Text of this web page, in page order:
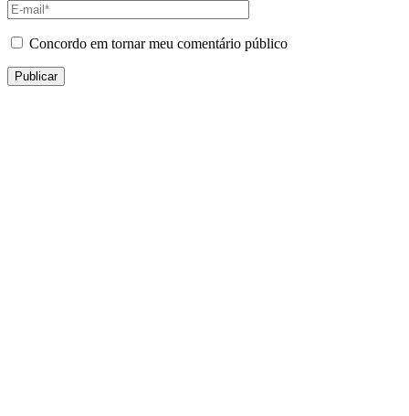
Concordo em tornar meu comentário público